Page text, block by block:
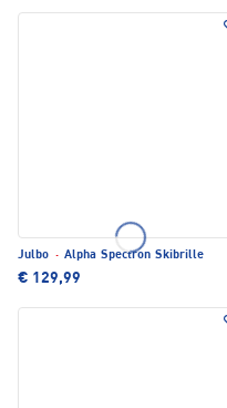
Julbo · Alpha Spectron Skibrille
€ 129,99